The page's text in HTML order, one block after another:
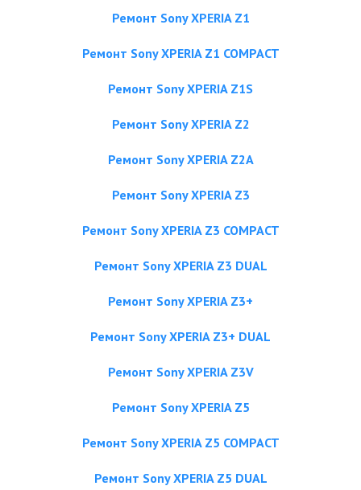
Ремонт Sony XPERIA Z1
Ремонт Sony XPERIA Z1 COMPACT
Ремонт Sony XPERIA Z1S
Ремонт Sony XPERIA Z2
Ремонт Sony XPERIA Z2A
Ремонт Sony XPERIA Z3
Ремонт Sony XPERIA Z3 COMPACT
Ремонт Sony XPERIA Z3 DUAL
Ремонт Sony XPERIA Z3+
Ремонт Sony XPERIA Z3+ DUAL
Ремонт Sony XPERIA Z3V
Ремонт Sony XPERIA Z5
Ремонт Sony XPERIA Z5 COMPACT
Ремонт Sony XPERIA Z5 DUAL